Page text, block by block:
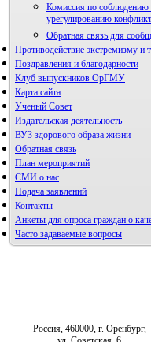
Комиссия по соблюдению
урегулированию
Обратная связь для
Противодействие экстремизму и
Поздравления и благодарности
Клуб выпускников ОрГМУ
Карта сайта
Ученый Совет
Издательская деятельность
Альманах молодой
ВУЗ здорового образа жизни
Фотогалерея
Обратная связь
План мероприятий
СМИ о нас
Подача заявлений
Контакты
Анкеты для опроса граждан о
Часто задаваемые вопросы
Россия, 460000, г. Оренбург,